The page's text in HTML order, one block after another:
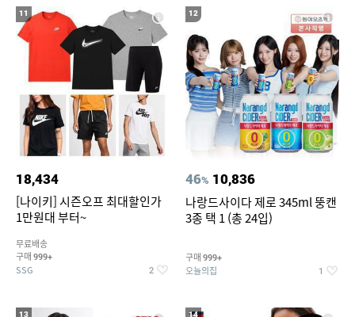
11
18,434
[나이키] 시즌오프 최대할인가
1만원대 부터~
무료배송
구매 999+
SSG 2
12
46% 10,836
나랑드사이다 제로 345ml 뚱캔
3종 택 1 (총 24입)
구매 999+
오늘의집 1
13 14